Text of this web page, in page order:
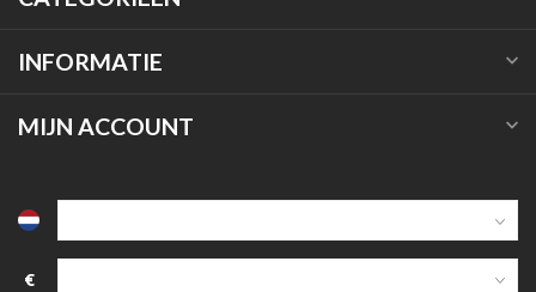
INFORMATIE
MIJN ACCOUNT
€